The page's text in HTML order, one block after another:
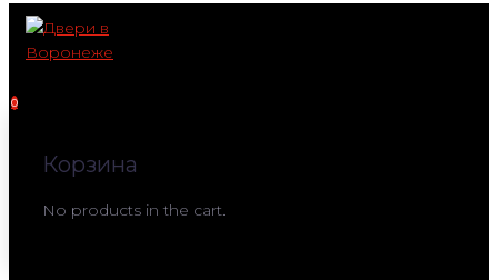
Перейти
контенту
0
Корзина
No products in the cart.